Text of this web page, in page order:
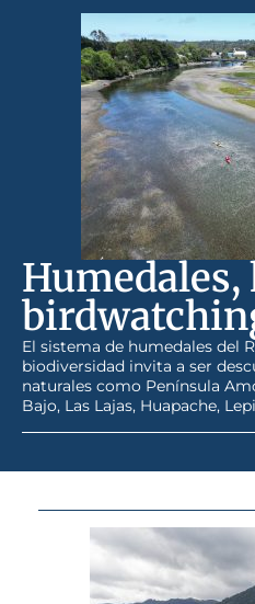
Humedales,
El sistema de humedales del
biodiversidad invita a ser
naturales como Península
Bajo, Las Lajas, Huapache,